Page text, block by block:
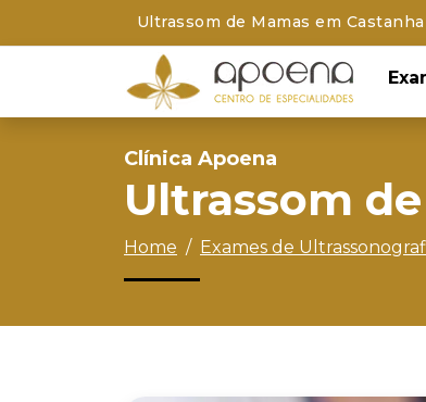
Ultrassom de Mamas em
Clínica Apoena
Ultrassom
Home Exames de